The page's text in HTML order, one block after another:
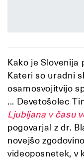
Kako je Slovenija
Kateri so uradni
osamosvojitvijo
... Devetošolec
Ljubljana v času
pogovarjal z dr.
novejšo
videoposnetek, v